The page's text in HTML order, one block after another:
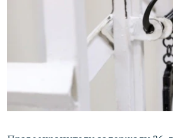
РАСПИСАНИЕ ВЕЩАНИЯ
ПОДПИШИТЕСЬ НА РАССЫЛКУ
СОЦИАЛЬНЫЕ СЕТИ